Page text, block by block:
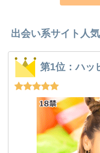
出会い系サイト人
第1位：ハッ